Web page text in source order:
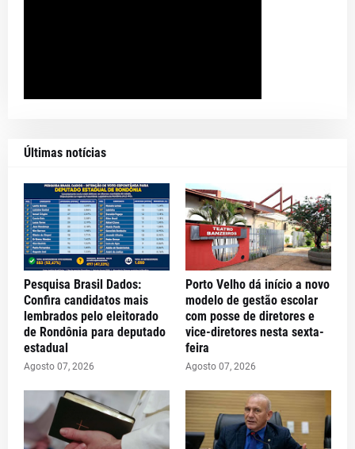
Últimas notícias
Pesquisa Brasil Dados:
Confira candidatos mais
lembrados pelo eleitorado
de Rondônia para deputado
estadual
Agosto 07, 2026
Porto Velho dá início a novo
modelo de gestão escolar
com posse de diretores e
vice-diretores nesta sexta-
feira
Agosto 07, 2026